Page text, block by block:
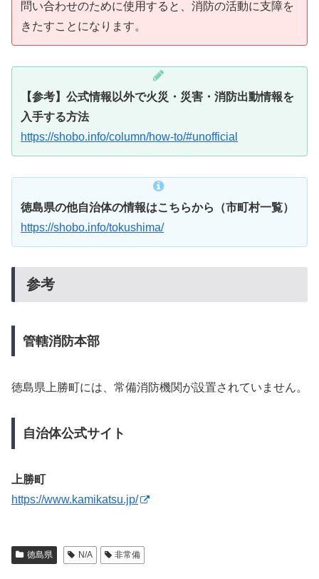
問い合わせのために使用すると、消防の活動に支障を
きたすことになります。
【参考】公式情報以外で火災・災害・消防出動情報を
入手する方法
https://shobo.info/column/how-to/#unofficial
徳島県の他自治体の情報はこちらから（市町村一覧）
https://shobo.info/tokushima/
参考
管轄消防本部
徳島県上勝町には、常備消防機関が設置されていません。
自治体公式サイト
上勝町
https://www.kamikatsu.jp/
徳島県 N/A 非常備